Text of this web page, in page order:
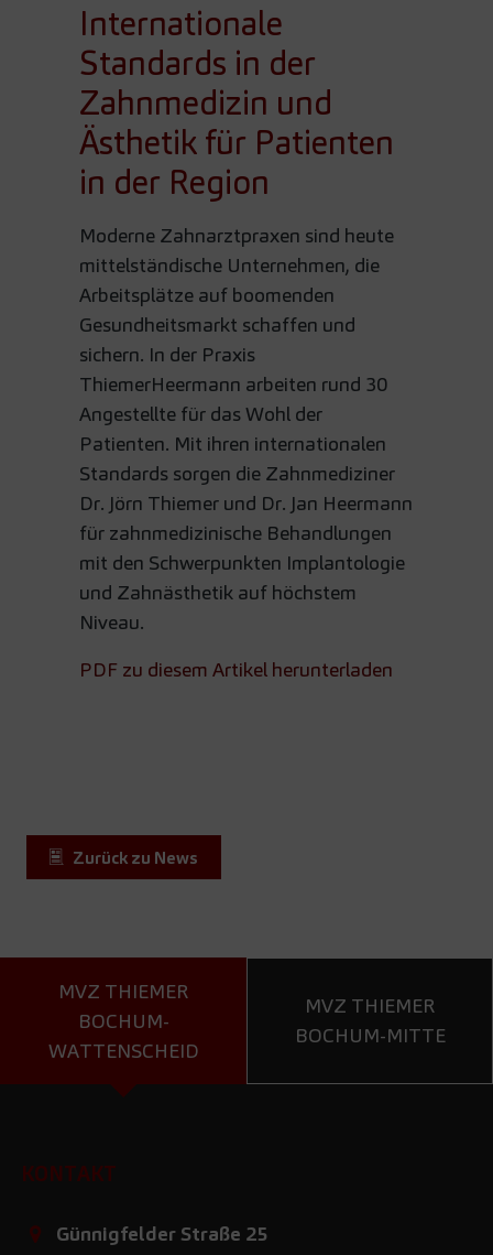
Internationale
Standards in der
Zahnmedizin und
Ästhetik für Patienten
in der Region
Moderne Zahnarztpraxen sind heute
mittelständische Unternehmen, die
Arbeitsplätze auf boomenden
Gesundheitsmarkt schaffen und
sichern. In der Praxis
ThiemerHeermann arbeiten rund 30
Angestellte für das Wohl der
Patienten. Mit ihren internationalen
Standards sorgen die Zahnmediziner
Dr. Jörn Thiemer und Dr. Jan Heermann
für zahnmedizinische Behandlungen
mit den Schwerpunkten Implantologie
und Zahnästhetik auf höchstem
Niveau.
PDF zu diesem Artikel herunterladen
Zurück zu News
MVZ THIEMER
BOCHUM-
WATTENSCHEID
MVZ THIEMER
BOCHUM-MITTE
KONTAKT
Günnigfelder Straße 25